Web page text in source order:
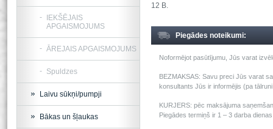
12 В.
Piegādes noteikumi:
Noformējot pasūtījumu, Jūs varat
BEZMAKSAS: Savu preci Jūs varat
konsultants Jūs ir informējis (pa
KURJERS: pēc maksājuma
Piegādes termiņš ir 1 – 3 darba
IEKŠĒJAIS
APGAISMOJUMS
ĀREJAIS APGAISMOJUMS
Spuldzes
Laivu sūkņi/pumpji
Bākas un šļaukas